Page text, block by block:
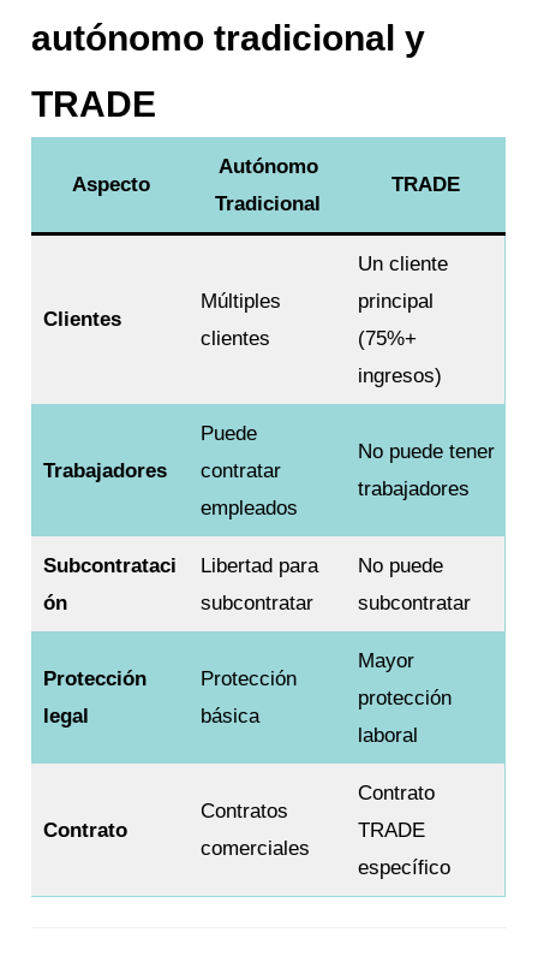
autónomo tradicional y
TRADE
Aspecto
Autónomo
Tradicional
TRADE
Clientes
Múltiples
clientes
Un cliente
principal
(75%+
ingresos)
Trabajadores
Puede
contratar
empleados
No puede tener
trabajadores
Subcontrataci
ón
Libertad para
subcontratar
No puede
subcontratar
Protección
legal
Protección
básica
Mayor
protección
laboral
Contrato
Contratos
comerciales
Contrato
TRADE
específico